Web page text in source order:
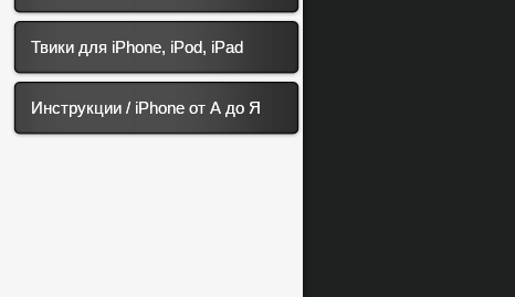
Твики для iPhone, iPod, iPad
Инструкции / iPhone от А до Я